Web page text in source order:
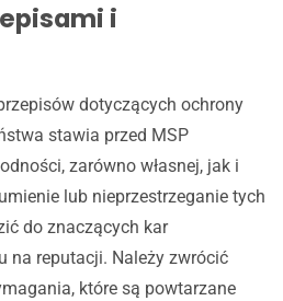
i
dotyczących ochrony
stawia przed MSP
zarówno własnej, jak i
lub nieprzestrzeganie tych
do znaczących kar
na reputacji. Należy zwrócić
które są powtarzane